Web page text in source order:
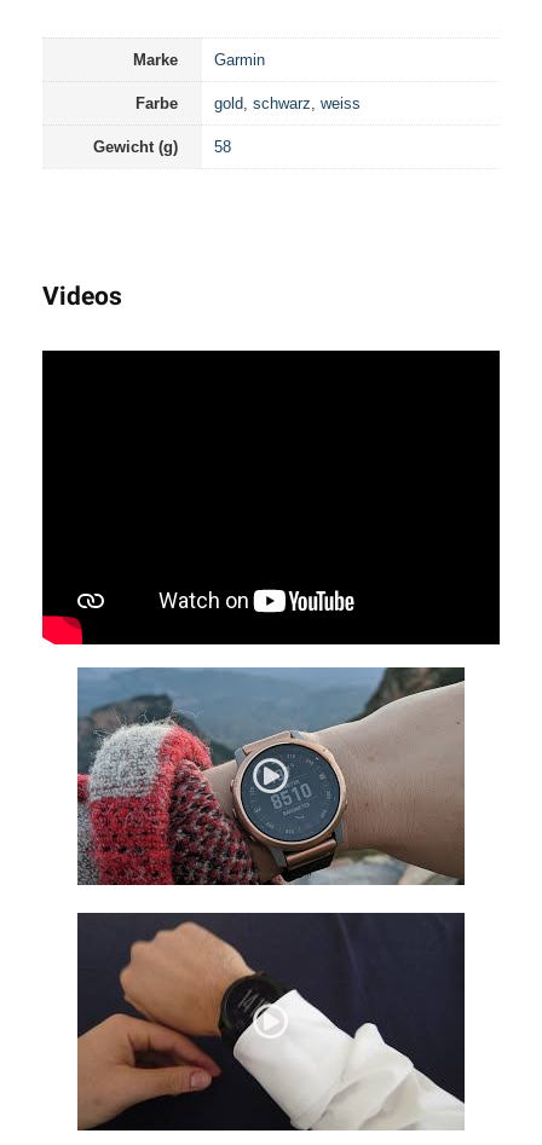
Marke Garmin
Farbe gold, schwarz, weiss
Gewicht (g) 58
Videos